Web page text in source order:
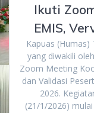
Ikuti
EMIS,
Kapuas
yang diwakili
Zoom Meeting
dan Validasi
2026.
(21/1/2026)